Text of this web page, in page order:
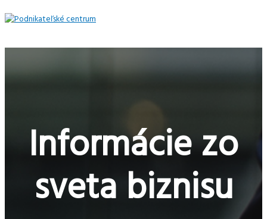
Preskočiť
na
Menu
Informácie zo
sveta biznisu